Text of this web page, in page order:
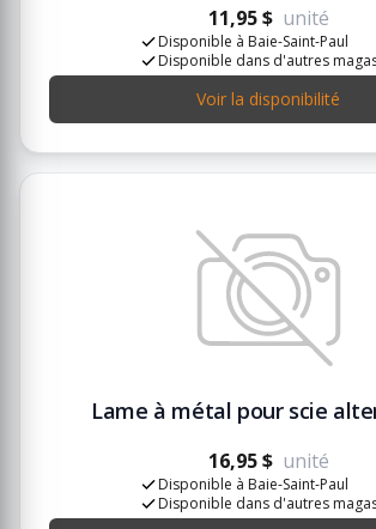
11,95 $ unité
Disponible à Baie-Saint-Paul
Disponible dans d'autres
Voir la disponibilité
Lame à métal pour scie
16,95 $ unité
Disponible à Baie-Saint-Paul
Disponible dans d'autres